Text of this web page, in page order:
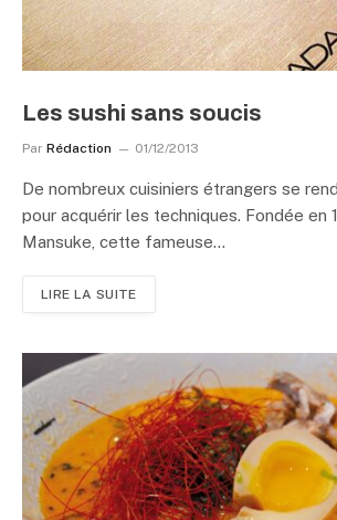
Les sushi sans soucis
Par Rédaction 01/12/2013
De nombreux cuisiniers étrangers se
pour acquérir les techniques. Fondée en
Mansuke, cette fameuse…
LIRE LA SUITE